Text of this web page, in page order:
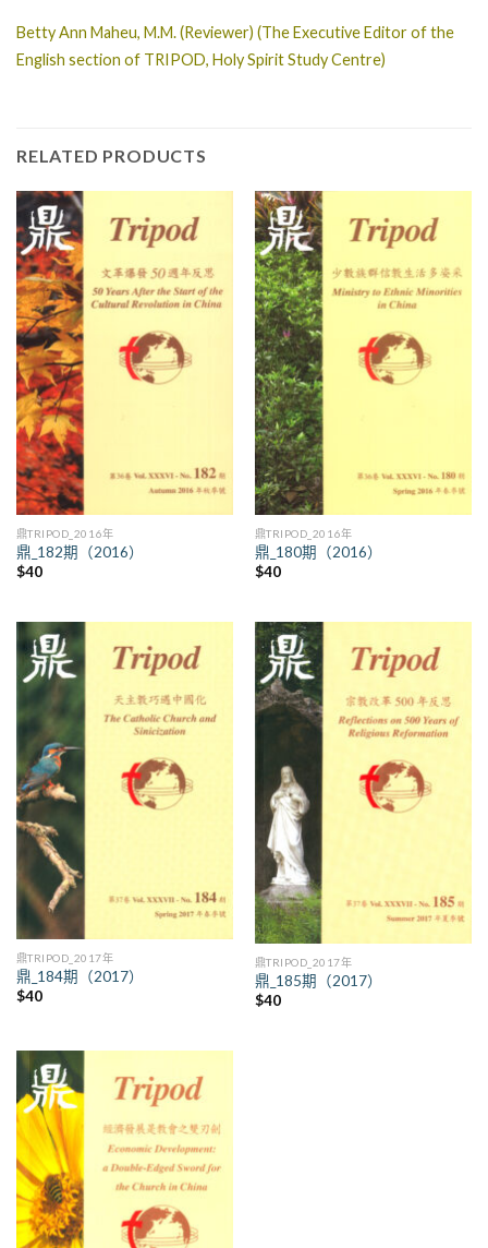
Betty Ann Maheu, M.M. (Reviewer) (The Executive Editor of the
English section of TRIPOD, Holy Spirit Study Centre)
RELATED PRODUCTS
鼎TRIPOD_2016年
鼎_182期（2016）
$40
鼎TRIPOD_2016年
鼎_180期（2016）
$40
鼎TRIPOD_2017年
鼎_184期（2017）
$40
鼎TRIPOD_2017年
鼎_185期（2017）
$40